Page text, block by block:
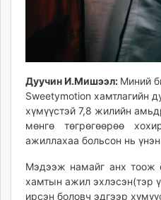
Дуучин И.Мишээл: Миний
Sweetymotion хамтлагийн
хүмүүстэй 7,8 жилийн
мөнгө төгрөгөөрөө
ажиллахаа больсон нь
Мэдээж намайг анх тоож
хамтын ажил эхлэсэн(тэр
ирсэн боловч эдгээр